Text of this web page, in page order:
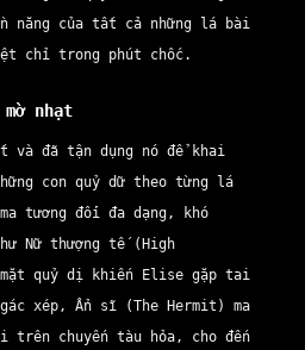
năng của tất cả những lá bài
chỉ trong phút chốc.
nhạt
và đã tận dụng nó để khai
con quỷ dữ theo từng lá
tương đối đa dạng, khó
Nữ thượng tế (High
quỷ dị khiến Elise gặp tai
xép, Ẩn sĩ (The Hermit) ma
trên chuyến tàu hỏa, cho đến